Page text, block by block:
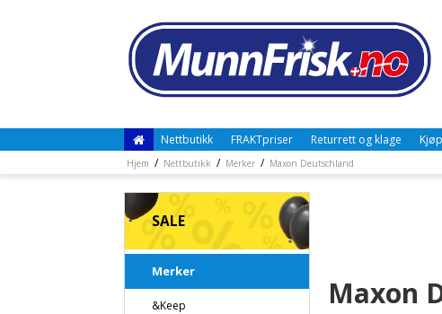
Nettbutikk FRAKTpriser Returrett og klage
Hjem / Nettbutikk / Merker / Maxon Deutschland
SALE
Merker
&Keep
Maxon